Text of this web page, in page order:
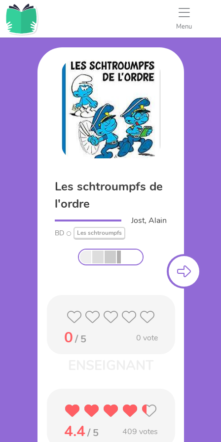
Menu
Les schtroumpfs de
l'ordre
Jost, Alain
BD Les schtroumpfs
0/ 5 0 vote
4.4/ 5 409 votes